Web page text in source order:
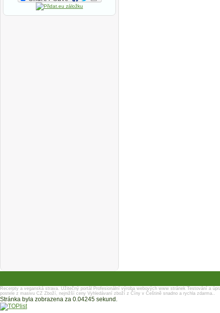
Recerpty a veganská strava. Užitečný portál Profesionální výroba webových www stránek Testování a
postele z masivu CZ Zboží, nejnižší ceny Vyhledávaní zboží z Číny v Češtině snadno a rychla zdarma..
Stránka byla zobrazena za 0.04245 sekund.